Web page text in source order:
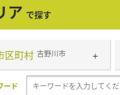
ア で探す
区町村 吉野川市
ード